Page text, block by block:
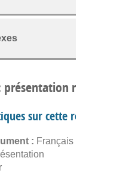
module3
sur cette ressource
: Français